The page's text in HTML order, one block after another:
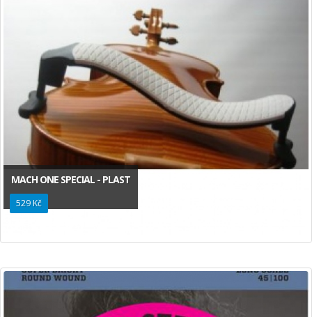
MACH ONE SPECIAL - PLAST
529 Kč